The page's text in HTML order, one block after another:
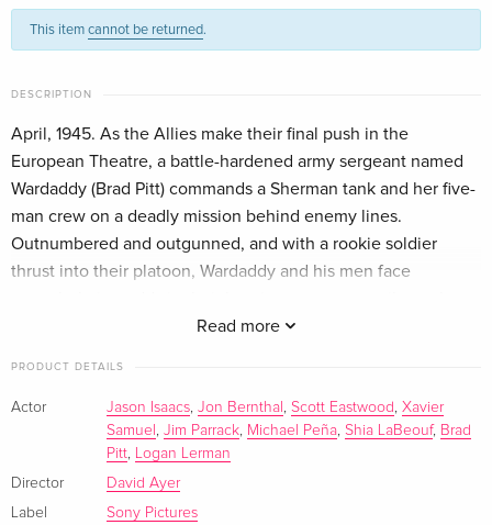
Standard edition
English · UK Version
English · UK Version
Standard edition
EUR 25.49
English · US Version
Limited Edition, Steelbook, 4K Ultra HD + Blu-
EUR 18.99
Limited Edition, Steelbook, 4K Ultra HD + Blu-
This itemcannot be returned.
DESCRIPTION
Read more
April, 1945. As the Allies make their final push in the
European Theatre, a battle-hardened army sergeant named
Wardaddy (Brad Pitt) commands a Sherman tank and her five-
man crew on a deadly mission behind enemy lines.
Outnumbered and outgunned, and with a rookie soldier
thrust into their platoon, Wardaddy and his men face
PRODUCT DETAILS
Actor Jason Isaacs, Jon Bernthal , Scott Eastwood , Xavier
Samuel , Jim Parrack, Michael Peña, Shia LaBeouf, Brad
Pitt, Logan Lerman
Director
David Ayer
Label
Sony Pictures